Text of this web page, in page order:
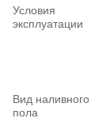
Условия
эксплуатации
Вид наливного
пола